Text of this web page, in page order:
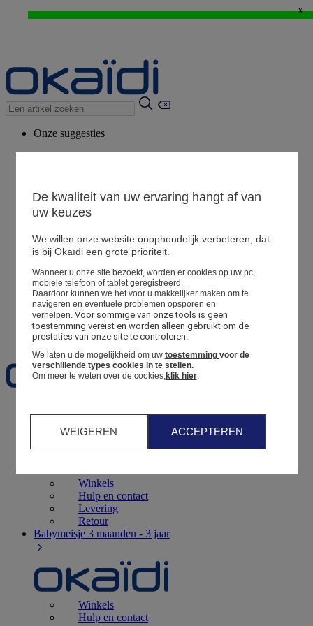
WEB ONLY: -20%* vanaf 3 aangekochte artikelen > Ik geniat ervan !
x
Onze suggesties
Bekijk alle artikelen
Winkel
Mijn informatie
Een bestelling volgen
Mandje
Favorieten
Geboorte0 - 12 maanden
Winkels
Hulp en contact
Levering
Retour
Babymeisje 3 maanden - 3 jaar
Winkels
Hulp en contact
De kwaliteit van uw ervaring hangt af van
uw keuzes
We willen onze website onophoudelijk verbeteren, dat
is bij Okaïdi een grote prioriteit.
Wanneer u onze site bezoekt, worden er cookies op uw pc,
mobiele telefoon of tablet geregistreerd.
Daardoor kunnen we het voor u makkelijker maken om te
navigeren en eventuele problemen opsporen en
verhelpen. Voor sommige van onze tools is geen
toestemming vereist en worden alleen gebruikt om de
prestaties van onze site te controleren.
We laten u de mogelijkheid om uw toestemming voor de
verschillende types cookies in te stellen.
Om meer te weten over de cookies,klik hier.
WEIGEREN ACCEPTEREN